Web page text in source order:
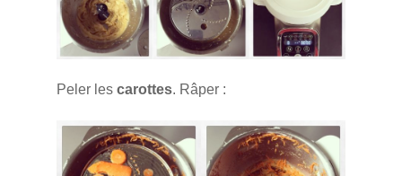
Peler les carottes. Râper :